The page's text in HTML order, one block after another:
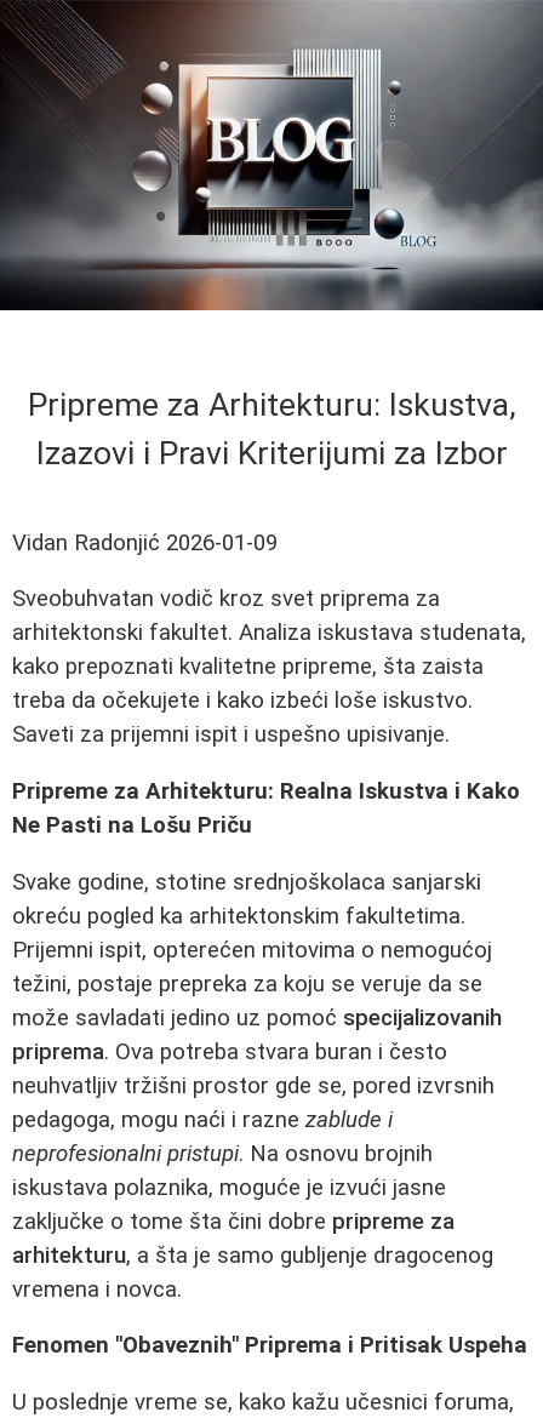
Pripreme za Arhitekturu: Iskustva,
Izazovi i Pravi Kriterijumi za Izbor
Vidan Radonjić 2026-01-09
Sveobuhvatan vodič kroz svet priprema za
arhitektonski fakultet. Analiza iskustava studenata,
kako prepoznati kvalitetne pripreme, šta zaista
treba da očekujete i kako izbeći loše iskustvo.
Saveti za prijemni ispit i uspešno upisivanje.
Pripreme za Arhitekturu: Realna Iskustva i Kako
Ne Pasti na Lošu Priču
Svake godine, stotine srednjoškolaca sanjarski
okreću pogled ka arhitektonskim fakultetima.
Prijemni ispit, opterećen mitovima o nemogućoj
težini, postaje prepreka za koju se veruje da se
može savladati jedino uz pomoć specijalizovanih
priprema. Ova potreba stvara buran i često
neuhvatljiv tržišni prostor gde se, pored izvrsnih
pedagoga, mogu naći i razne zablude i
neprofesionalni pristupi. Na osnovu brojnih
iskustava polaznika, moguće je izvući jasne
zaključke o tome šta čini dobre pripreme za
arhitekturu, a šta je samo gubljenje dragocenog
vremena i novca.
Fenomen "Obaveznih" Priprema i Pritisak Uspeha
U poslednje vreme se, kako kažu učesnici foruma,